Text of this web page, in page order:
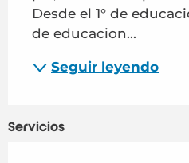
Desde el 1° de
de educacion...
Seguir leyendo
Servicios